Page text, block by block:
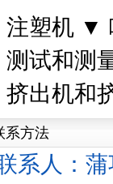
塑机 ▼
试和测
出机和
系方法
系人：